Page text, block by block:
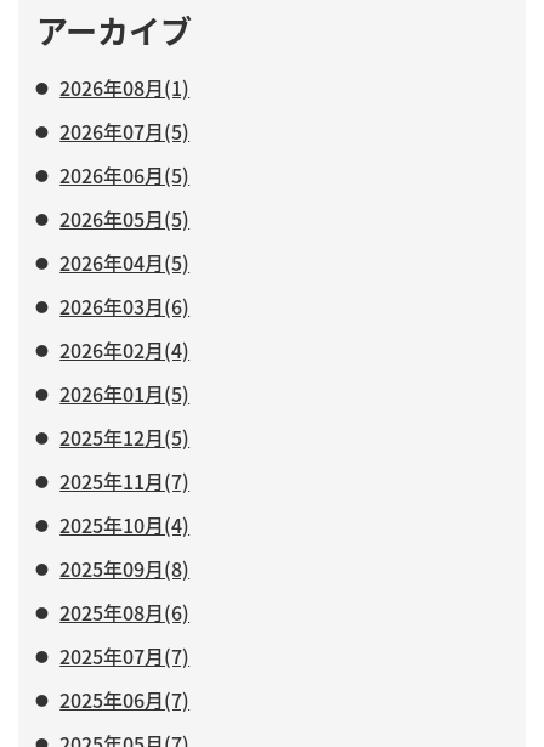
アーカイブ
2026年08月(1)
2026年07月(5)
2026年06月(5)
2026年05月(5)
2026年04月(5)
2026年03月(6)
2026年02月(4)
2026年01月(5)
2025年12月(5)
2025年11月(7)
2025年10月(4)
2025年09月(8)
2025年08月(6)
2025年07月(7)
2025年06月(7)